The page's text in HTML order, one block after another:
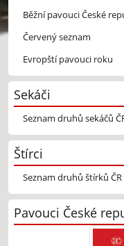
Běžní pavouci České
Červený seznam
Evropští pavouci roku
Sekáči
Seznam druhů sekáčů
Štírci
Seznam druhů štírků ČR
Pavouci České